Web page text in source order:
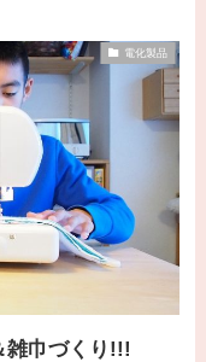
電化製品
雑巾づくり!!!